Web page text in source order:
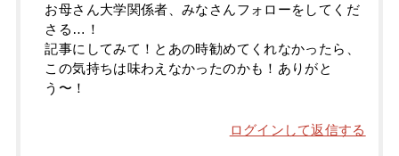
お母さん大学関係者、みなさんフォローをしてくだ
さる…！
記事にしてみて！とあの時勧めてくれなかったら、
この気持ちは味わえなかったのかも！ありがと
う〜！
ログインして返信する